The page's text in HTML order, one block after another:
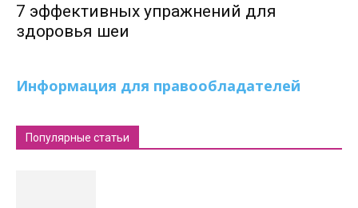
7 эффективных упражнений для
здоровья шеи
Информация для правообладателей
Популярные статьи